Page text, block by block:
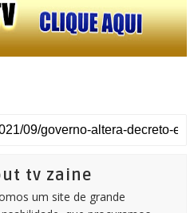
tv zaine
um site de grande